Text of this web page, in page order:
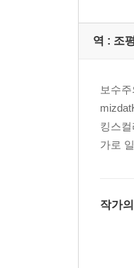
D. 선거자
E. 캠퍼스
14장. 종교
A. 성경과
B. 공공 영
C. 신앙 기
15장. 특별
A. 이 장의
B. 규제자
역 : 조
보수
킹스
가로
작가